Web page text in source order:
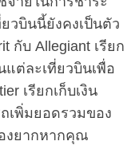
วบินนี้ยังคงเป็นตัว
กับ Allegiant เรียก
แต่ละเที่ยวบินเพื่อ
เรียกเก็บเงิน
เพิ่มยอดรวมของ
งยากหากคุณ